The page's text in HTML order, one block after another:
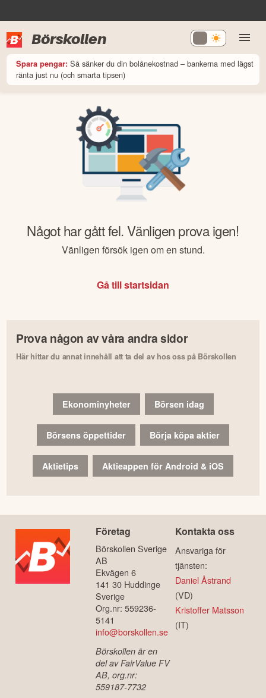
Börskollen
Spara pengar: Så sänker du din bolånekostnad – bankerna med lägst
ränta just nu (och smarta tipsen)
Något har gått fel. Vänligen prova igen!
Vänligen försök igen om en stund.
Gå till startsidan
Prova någon av våra andra sidor
Här hittar du annat innehåll att ta del av hos oss på Börskollen
Ekonominyheter Börsen idag
Börsens öppettider Börja köpa aktier
Aktietips Aktieappen för Android & iOS
Företag
Börskollen Sverige
AB
Ekvägen 6
141 30 Huddinge
Sverige
Org.nr: 559236-
5141
info@borskollen.se
Börskollen är en
del av FairValue FV
AB, org.nr:
559187-7732
Kontakta oss
Ansvariga för
tjänsten:
Daniel Åstrand
(VD)
Kristoffer Matsson
(IT)